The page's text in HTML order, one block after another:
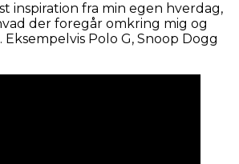
inspiration fra min egen hverdag,
der foregår omkring mig og
Polo G, Snoop Dogg